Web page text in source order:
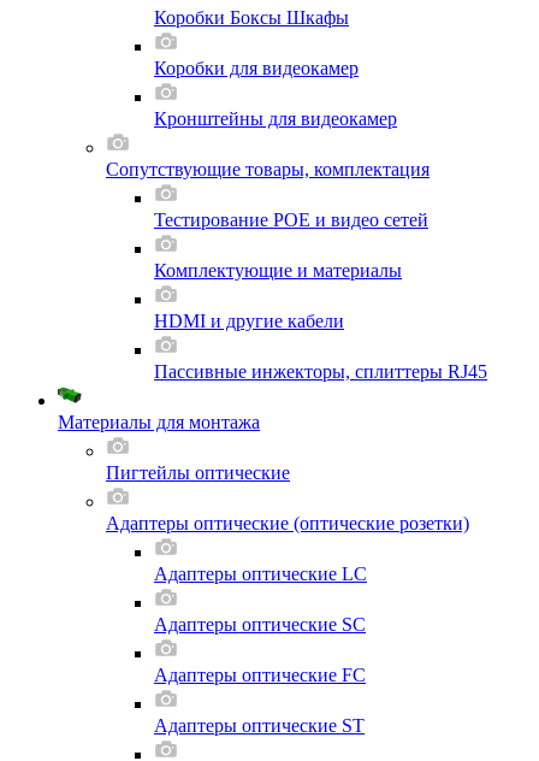
Коробки Боксы Шкафы
Коробки для видеокамер
Кронштейны для видеокамер
Сопутствующие товары, комплектация
Тестирование POE и видео сетей
Комплектующие и материалы
HDMI и другие кабели
Пассивные инжекторы, сплиттеры RJ45
Материалы для монтажа
Пигтейлы оптические
Адаптеры оптические (оптические розетки)
Адаптеры оптические LC
Адаптеры оптические SC
Адаптеры оптические FC
Адаптеры оптические ST